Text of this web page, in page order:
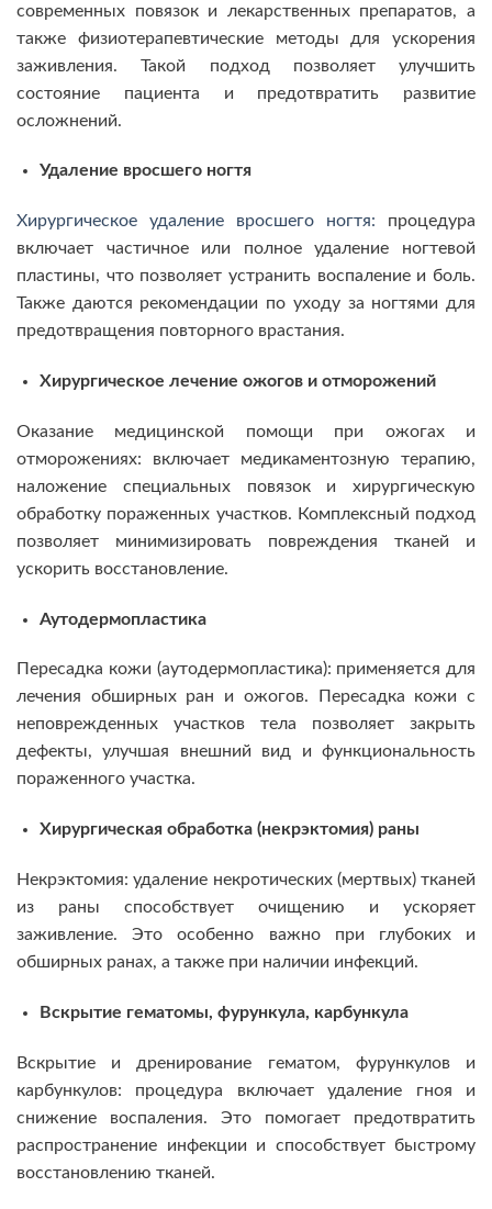
современных повязок и лекарственных препаратов, а
также физиотерапевтические методы для ускорения
заживления. Такой подход позволяет улучшить
состояние пациента и предотвратить развитие
осложнений.
Удаление вросшего ногтя
Хирургическое удаление вросшего ногтя: процедура
включает частичное или полное удаление ногтевой
пластины, что позволяет устранить воспаление и боль.
Также даются рекомендации по уходу за ногтями для
предотвращения повторного врастания.
Хирургическое лечение ожогов и отморожений
Оказание медицинской помощи при ожогах и
отморожениях: включает медикаментозную терапию,
наложение специальных повязок и хирургическую
обработку пораженных участков. Комплексный подход
позволяет минимизировать повреждения тканей и
ускорить восстановление.
Аутодермопластика
Пересадка кожи (аутодермопластика): применяется для
лечения обширных ран и ожогов. Пересадка кожи с
неповрежденных участков тела позволяет закрыть
дефекты, улучшая внешний вид и функциональность
пораженного участка.
Хирургическая обработка (некрэктомия) раны
Некрэктомия: удаление некротических (мертвых) тканей
из раны способствует очищению и ускоряет
заживление. Это особенно важно при глубоких и
обширных ранах, а также при наличии инфекций.
Вскрытие гематомы, фурункула, карбункула
Вскрытие и дренирование гематом, фурункулов и
карбункулов: процедура включает удаление гноя и
снижение воспаления. Это помогает предотвратить
распространение инфекции и способствует быстрому
восстановлению тканей.